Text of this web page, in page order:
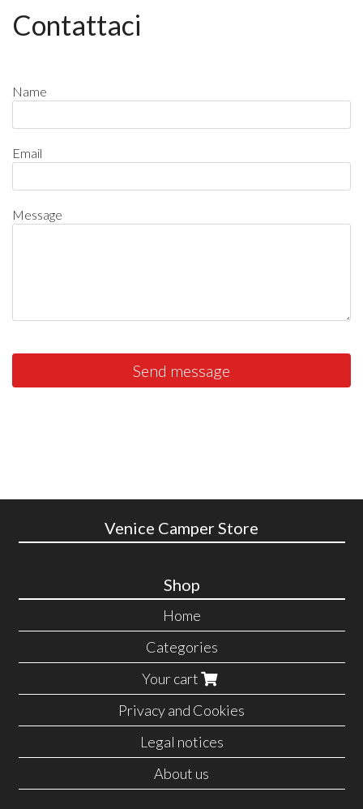
Contattaci
Name
Email
Message
Send message
Venice Camper Store
Shop
Home
Categories
Your cart
Privacy and Cookies
Legal notices
About us